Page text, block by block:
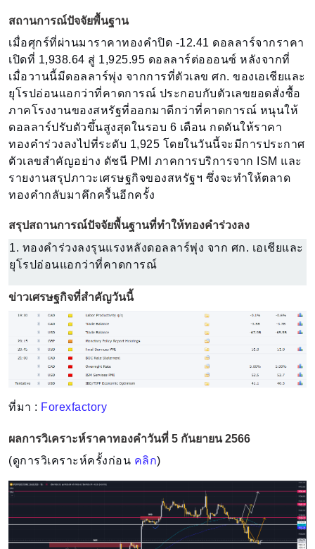
สถานการณ์ปัจจัยพื้นฐาน
เมื่อศุกร์ที่ผ่านมาราคาทองคำปิด -12.41 ดอลลาร์จากราคา
เปิดที่ 1,938.64 สู่ 1,925.95 ดอลลาร์ต่อออนซ์ หลังจากที่
เมื่อวานนี้มีดอลลาร์พุ่ง จากการที่ตัวเลข ศก. ของเอเชียและ
ยุโรปอ่อนแอกว่าที่คาดการณ์ ประกอบกับตัวเลขยอดสั่งซื้อ
ภาคโรงงานของสหรัฐที่ออกมาดีกว่าที่คาดการณ์ หนุนให้
ดอลลาร์ปรับตัวขึ้นสูงสุดในรอบ 6 เดือน กดดันให้ราคา
ทองคำร่วงลงไปที่ระดับ 1,925 โดยในวันนี้จะมีการประกาศ
ตัวเลขสำคัญอย่าง ดัชนี PMI ภาคการบริการจาก ISM และ
รายงานสรุปภาวะเศรษฐกิจของสหรัฐฯ ซึ่งจะทำให้ตลาด
ทองคำกลับมาคึกครื้นอีกครั้ง
สรุปสถานการณ์ปัจจัยพื้นฐานที่ทำให้ทองคำร่วงลง
1. ทองคำร่วงลงรุนแรงหลังดอลลาร์พุ่ง จาก ศก. เอเชียและ
ยุโรปอ่อนแอกว่าที่คาดการณ์
ข่าวเศรษฐกิจที่สำคัญวันนี้
ที่มา : Forexfactory
ผลการวิเคราะห์ราคาทองคำวันที่ 5 กันยายน 2566
(ดูการวิเคราะห์ครั้งก่อน คลิก)